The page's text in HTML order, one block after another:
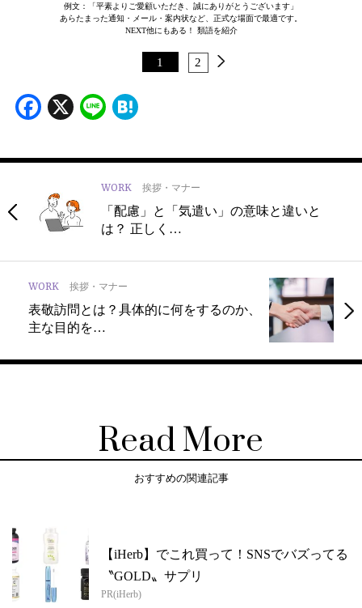
例文：「平素よりご愛顧いただき、誠にありがとうございます」
あらたまった通知・メール・案内状など、正式な場面で最適です。
NEXT他にもある！ 類語を紹介
1 2
Facebook
X Line
WORK 挨拶・マナー
「配慮」と「気遣い」の意味と違いと
は？ 正しく…
WORK 挨拶・マナー
表敬訪問とは？具体的に何をするのか、
主な目的を…
Read More
おすすめの関連記事
【iHerb】でこれ買って！SNSでバズってる
〝GOLD〟サプリ
PR(iHerb)